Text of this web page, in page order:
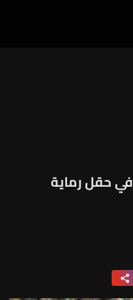
في حقل رماية